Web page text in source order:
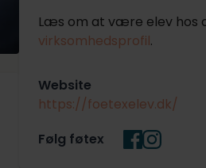
Læs om at være elev hos
virksomhedsprofil.
Website
https://foetexelev.dk/
Følg føtex